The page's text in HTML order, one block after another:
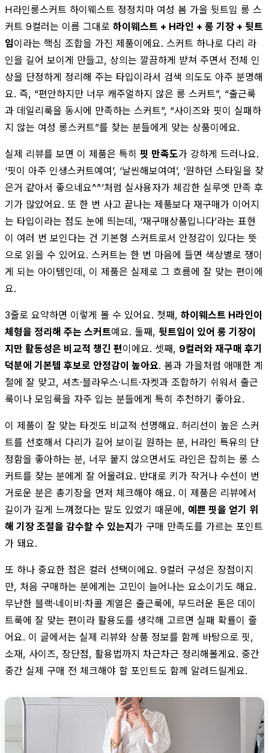
H라인롱스커트 하이웨스트 정정치마 여성 봄 가을 뒷트임 롱 스
커트 9컬러는 이름 그대로 하이웨스트 + H라인 + 롱 기장 + 뒷트
임이라는 핵심 조합을 가진 제품이에요. 스커트 하나로 다리 라
인을 길어 보이게 만들고, 상의는 깔끔하게 받쳐 주면서 전체 인
상을 단정하게 정리해 주는 타입이라서 검색 의도도 아주 분명해
요. 즉, “편안하지만 너무 캐주얼하지 않은 롱 스커트”, “출근룩
과 데일리룩을 동시에 만족하는 스커트”, “사이즈와 핏이 실패하
지 않는 여성 롱스커트”를 찾는 분들에게 맞는 상품이에요.
실제 리뷰를 보면 이 제품은 특히 핏 만족도가 강하게 드러나요.
‘핏이 아주 인생스커트예여’, ‘날씬해보여여’, ‘원하던 스타일을 찾
은거 같아서 좋으네요^^’처럼 실사용자가 체감한 실루엣 만족 후
기가 많았어요. 또 한 번 사고 끝나는 제품보다 재구매가 이어지
는 타입이라는 점도 눈에 띄는데, ‘재구매상품입니다’라는 표현
이 여러 번 보인다는 건 기본형 스커트로서 안정감이 있다는 뜻
으로 읽을 수 있어요. 스커트는 한 번 마음에 들면 색상별로 쟁이
게 되는 아이템인데, 이 제품은 실제로 그 흐름에 잘 맞는 편이에
요.
3줄로 요약하면 이렇게 볼 수 있어요. 첫째, 하이웨스트 H라인이
체형을 정리해 주는 스커트예요. 둘째, 뒷트임이 있어 롱 기장이
지만 활동성은 비교적 챙긴 편이에요. 셋째, 9컬러와 재구매 후기
덕분에 기본템 후보로 안정감이 높아요. 봄과 가을처럼 애매한 계
절에 잘 맞고, 셔츠·블라우스·니트·자켓과 조합하기 쉬워서 출근
룩이나 모임룩을 자주 입는 분들에게 특히 추천하기 좋아요.
이 제품이 잘 맞는 타겟도 비교적 선명해요. 허리선이 높은 스커
트를 선호해서 다리가 길어 보이길 원하는 분, H라인 특유의 단
정함을 좋아하는 분, 너무 붙지 않으면서도 라인은 잡히는 롱 스
커트를 찾는 분에게 잘 어울려요. 반대로 키가 작거나 수선이 번
거로운 분은 총기장을 먼저 체크해야 해요. 이 제품은 리뷰에서
길이가 길게 느껴졌다는 말도 있었기 때문에, 예쁜 핏을 얻기 위
해 기장 조절을 감수할 수 있는지가 구매 만족도를 가르는 포인트
가 돼요.
또 하나 중요한 점은 컬러 선택이에요. 9컬러 구성은 장점이지
만, 처음 구매하는 분에게는 고민이 늘어나는 요소이기도 해요.
무난한 블랙·네이비·차콜 계열은 출근룩에, 부드러운 톤은 데이
트룩에 잘 맞는 편이라 활용도를 생각해 고르면 실패 확률이 줄
어요. 이 글에서는 실제 리뷰와 상품 정보를 함께 바탕으로 핏,
소재, 사이즈, 장단점, 활용법까지 차근차근 정리해볼게요. 중간
중간 실제 구매 전 체크해야 할 포인트도 함께 알려드릴게요.